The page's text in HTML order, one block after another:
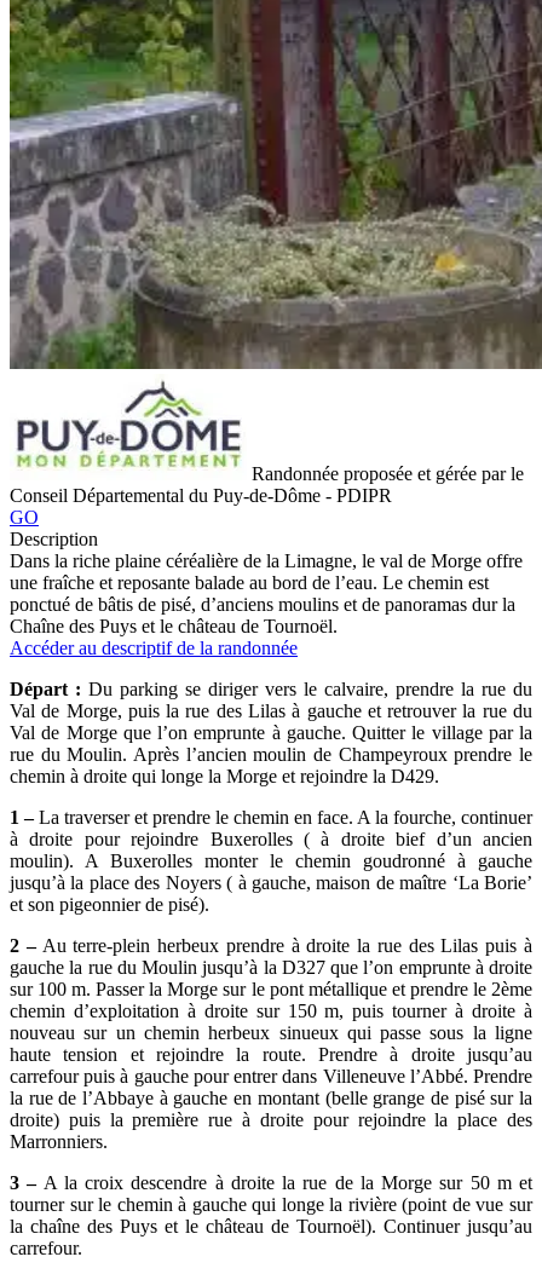
Randonnée proposée et gérée par le
Conseil Départemental du Puy-de-Dôme - PDIPR
GO
Description
Dans la riche plaine céréalière de la Limagne, le val de Morge offre
une fraîche et reposante balade au bord de l’eau. Le chemin est
ponctué de bâtis de pisé, d’anciens moulins et de panoramas dur la
Chaîne des Puys et le château de Tournoël.
Accéder au descriptif de la randonnée
Départ : Du parking se diriger vers le calvaire, prendre la rue du
Val de Morge, puis la rue des Lilas à gauche et retrouver la rue du
Val de Morge que l’on emprunte à gauche. Quitter le village par la
rue du Moulin. Après l’ancien moulin de Champeyroux prendre le
chemin à droite qui longe la Morge et rejoindre la D429.
1 –La traverser et prendre le chemin en face. A la fourche, continuer
à droite pour rejoindre Buxerolles ( à droite bief d’un ancien
moulin). A Buxerolles monter le chemin goudronné à gauche
jusqu’à la place des Noyers ( à gauche, maison de maître ‘La Borie’
et son pigeonnier de pisé).
2 –Au terre-plein herbeux prendre à droite la rue des Lilas puis à
gauche la rue du Moulin jusqu’à la D327 que l’on emprunte à droite
sur 100 m. Passer la Morge sur le pont métallique et prendre le 2ème
chemin d’exploitation à droite sur 150 m, puis tourner à droite à
nouveau sur un chemin herbeux sinueux qui passe sous la ligne
haute tension et rejoindre la route. Prendre à droite jusqu’au
carrefour puis à gauche pour entrer dans Villeneuve l’Abbé. Prendre
la rue de l’Abbaye à gauche en montant (belle grange de pisé sur la
droite) puis la première rue à droite pour rejoindre la place des
Marronniers.
3 –A la croix descendre à droite la rue de la Morge sur 50 m et
tourner sur le chemin à gauche qui longe la rivière (point de vue sur
la chaîne des Puys et le château de Tournoël). Continuer jusqu’au
carrefour.